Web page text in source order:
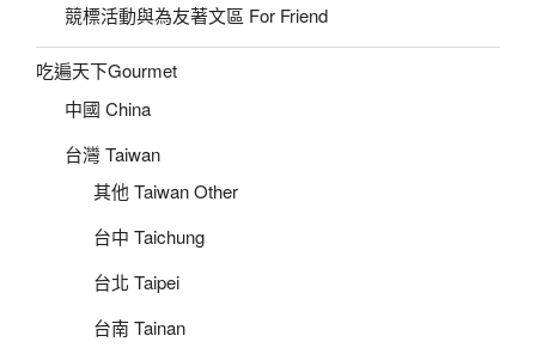
競標活動與為友著文區 For Friend
吃遍天下Gourmet
中國 China
台灣 Taiwan
其他 Taiwan Other
台中 Taichung
台北 Taipei
台南 Tainan